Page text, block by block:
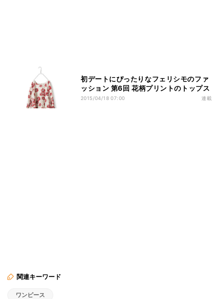
初デートにぴったりなフェリシモのファ
ッション 第6回 花柄プリントのトップス
2015/04/18 07:00 連載
関連キーワード
ワンピース